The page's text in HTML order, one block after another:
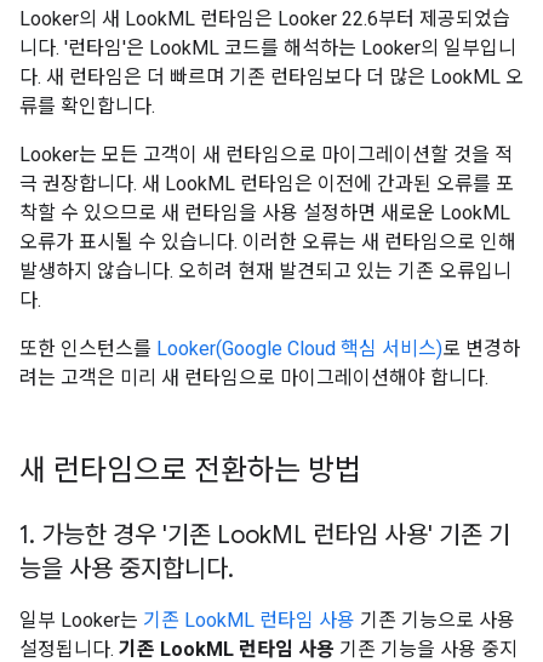
Looker의 새 LookML 런타임은 Looker 22.6부터 제공되었습
니다. '런타임'은 LookML 코드를 해석하는 Looker의 일부입니
다. 새 런타임은 더 빠르며 기존 런타임보다 더 많은 LookML 오
류를 확인합니다.
Looker는 모든 고객이 새 런타임으로 마이그레이션할 것을 적
극 권장합니다. 새 LookML 런타임은 이전에 간과된 오류를 포
착할 수 있으므로 새 런타임을 사용 설정하면 새로운 LookML
오류가 표시될 수 있습니다. 이러한 오류는 새 런타임으로 인해
발생하지 않습니다. 오히려 현재 발견되고 있는 기존 오류입니
다.
또한 인스턴스를 Looker(Google Cloud 핵심 서비스)로 변경하
려는 고객은 미리 새 런타임으로 마이그레이션해야 합니다.
새 런타임으로 전환하는 방법
1. 가능한 경우 '기존 LookML 런타임 사용' 기존 기
능을 사용 중지합니다.
일부 Looker는 기존 LookML 런타임 사용 기존 기능으로 사용
설정됩니다. 기존 LookML 런타임 사용 기존 기능을 사용 중지